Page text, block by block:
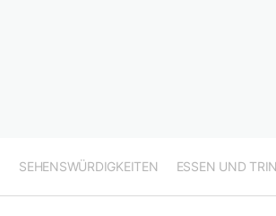
SEHENSWÜRDIGKEITEN ESSEN UND